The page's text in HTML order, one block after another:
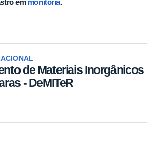
em monitoria.
de Materiais Inorgânicos
- DeMITeR